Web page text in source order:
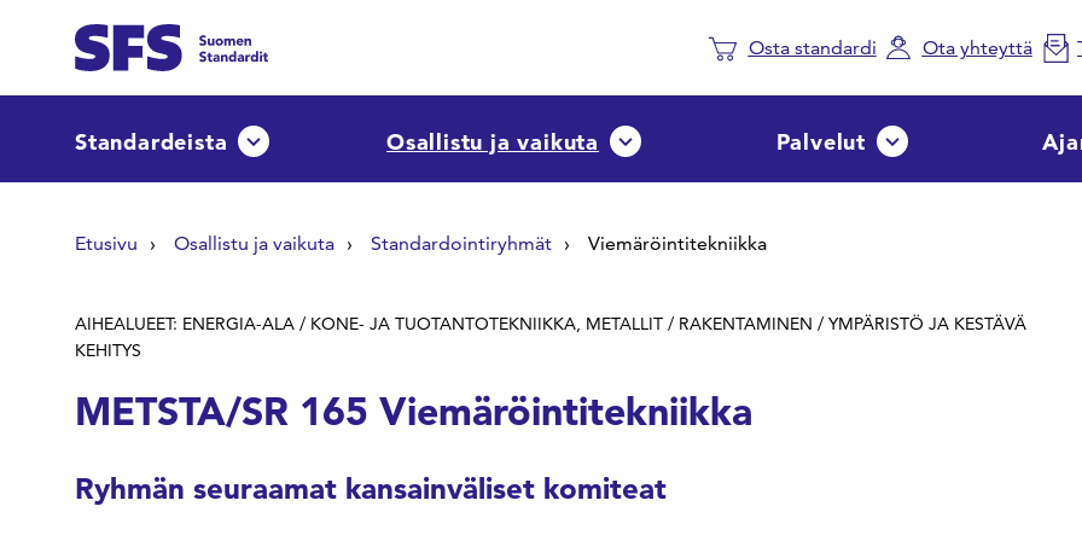
Osta standardi Ota yhteyttä
Standardeista Avaa tai sulje pudotusvalikkoOsallistu ja vaikuta Avaa tai sulje pudotusvalikko
Palvelut Avaa tai sulje
Etusivu Osallistu ja vaikuta Standardointiryhmät Viemäröintitekniikka
AIHEALUEET: ENERGIA-ALA / KONE- JA TUOTANTOTEKNIIKKA, METALLIT / RAKENTAMINEN / YMPÄRISTÖ JA KESTÄVÄ
KEHITYS
METSTA/SR 165 Viemäröintitekniikka
Ryhmän seuraamat kansainväliset komiteat